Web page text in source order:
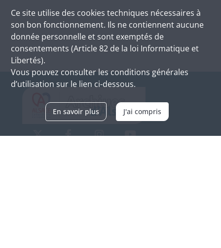
Ce site utilise des cookies techniques nécessaires à
son bon fonctionnement. Ils ne contiennent aucune
donnée personnelle et sont exemptés de
consentements (Article 82 de la loi Informatique et
Libertés).
Vous pouvez consulter les conditions générales
d’utilisation sur le lien ci-dessous.
En savoir plus J'ai compris